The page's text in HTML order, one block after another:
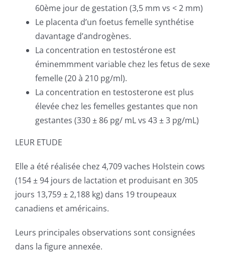
60ème jour de gestation (3,5 mm vs < 2 mm)
Le placenta d’un foetus femelle synthétise
davantage d’androgènes.
La concentration en testostérone est
éminemmment variable chez les fetus de sexe
femelle (20 à 210 pg/ml).
La concentration en testosterone est plus
élevée chez les femelles gestantes que non
gestantes (330 ± 86 pg/ mL vs 43 ± 3 pg/mL)
LEUR ETUDE
Elle a été réalisée chez 4,709 vaches Holstein cows
(154 ± 94 jours de lactation et produisant en 305
jours 13,759 ± 2,188 kg) dans 19 troupeaux
canadiens et américains.
Leurs principales observations sont consignées
dans la figure annexée.